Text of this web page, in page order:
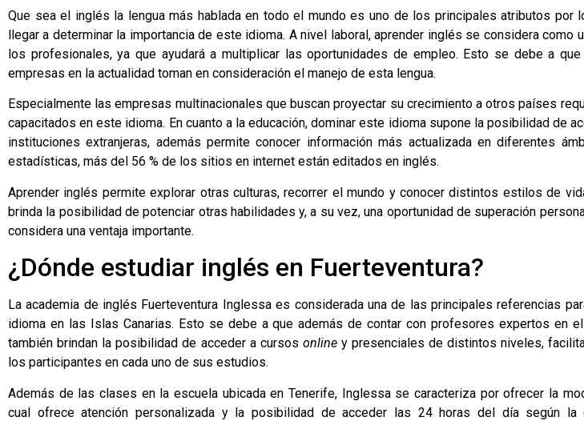
Que sea el inglés la lengua más hablada en todo el mundo es uno de los principales atributos por
llegar a determinar la importancia de este idioma. A nivel laboral, aprender inglés se considera como
los profesionales, ya que ayudará a multiplicar las oportunidades de empleo. Esto se debe a
empresas en la actualidad toman en consideración el manejo de esta lengua.
Especialmente las empresas multinacionales que buscan proyectar su crecimiento a otros países
capacitados en este idioma. En cuanto a la educación, dominar este idioma supone la posibilidad de
instituciones extranjeras, además permite conocer información más actualizada en diferentes
estadísticas, más del 56 % de los sitios en internet están editados en inglés.
Aprender inglés permite explorar otras culturas, recorrer el mundo y conocer distintos estilos de
brinda la posibilidad de potenciar otras habilidades y, a su vez, una oportunidad de superación
considera una ventaja importante.
¿Dónde estudiar inglés en Fuerteventura?
La academia de inglés Fuerteventura Inglessa es considerada una de las principales referencias
idioma en las Islas Canarias. Esto se debe a que además de contar con profesores expertos en
también brindan la posibilidad de acceder a cursos online y presenciales de distintos niveles,
los participantes en cada uno de sus estudios.
Además de las clases en la escuela ubicada en Tenerife, Inglessa se caracteriza por ofrecer la
cual ofrece atención personalizada y la posibilidad de acceder las 24 horas del día según